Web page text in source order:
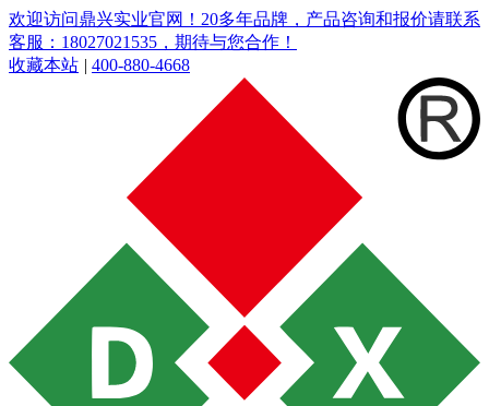
欢迎访问鼎兴实业官网！20多年品牌，产品咨询和报价请联系
客服：18027021535，期待与您合作！
收藏本站 | 400-880-4668